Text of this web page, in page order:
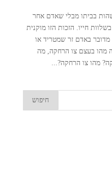
בביתו מבלי שאדם אחר
חייו. הזכות הזו מוקנית
באדם זר שמטריד או
מהו בעצם צו הרחקה, מה
מהו צו הרחקה?...